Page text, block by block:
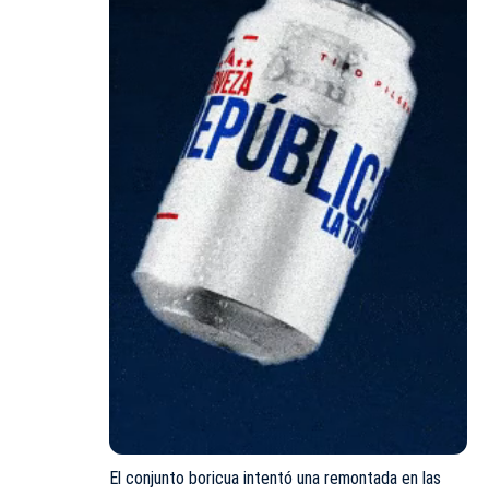
El conjunto boricua intentó una remontada en las